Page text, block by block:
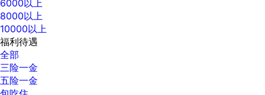
6000以上
8000以上
10000以上
福利待遇
全部
三险一金
五险一金